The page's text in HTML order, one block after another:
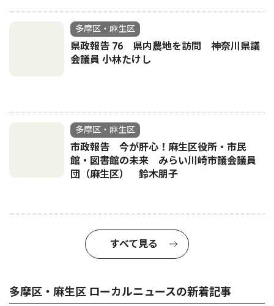
多摩区・麻生区
県政報告 76 県内農地を訪問 神奈川県議
会議員 小林たけし
多摩区・麻生区
市政報告 今が肝心！麻生区役所・市民
館・図書館の未来 みらい川崎市議会議員
団（麻生区） 鈴木朋子
すべて見る
多摩区・麻生区 ローカルニュースの新着記事